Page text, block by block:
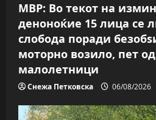
МВР: Во текот на
деноноќие 15 лица се
слобода поради
моторно возило, пет
малолетници
Снежа Петковска 06/08/2026